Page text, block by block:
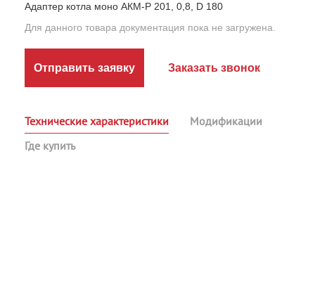
Адаптер котла моно АКМ-Р 201, 0,8, D 180
Для данного товара документация пока не загружена.
Отправить заявку Заказать звонок
Технические характеристики
Модификации
Где купить